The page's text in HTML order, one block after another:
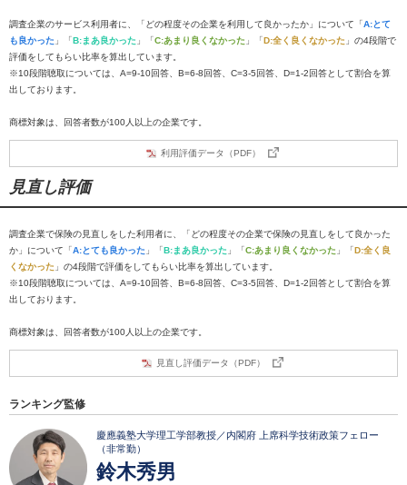
調査企業のサービス利用者に、「どの程度その企業を利用して良かったか」について「A:とて
も良かった 」「B:まあ良かった 」「C:あまり良くなかった 」「D:全く良くなかった 」の4段階で
評価をしてもらい比率を算出しています。
※10段階聴取については、A=9-10回答、B=6-8回答、C=3-5回答、D=1-2回答として割合を算
出しております。
商標対象は、回答者数が100人以上の企業です。
利用評価データ（PDF）
見直し評価
調査企業で保険の見直しをした利用者に、「どの程度その企業で保険の見直しをして良かった
か」について「A:とても良かった 」「B:まあ良かった 」「C:あまり良くなかった 」「D:全く良
くなかった 」の4段階で評価をしてもらい比率を算出しています。
※10段階聴取については、A=9-10回答、B=6-8回答、C=3-5回答、D=1-2回答として割合を算
出しております。
商標対象は、回答者数が100人以上の企業です。
見直し評価データ（PDF）
ランキング監修
慶應義塾大学理工学部教授／内閣府 上席科学技術政策フェロー
（非常勤）
鈴木秀男